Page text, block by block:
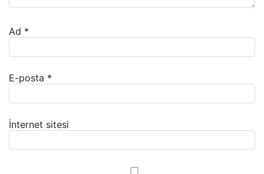
Ad *
E-posta *
İnternet sitesi